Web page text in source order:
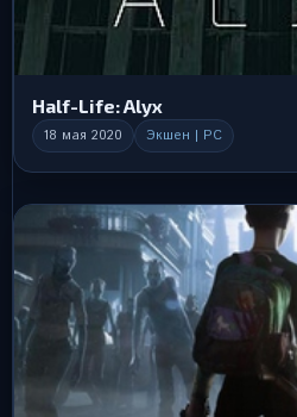
Half-Life: Alyx
18 мая 2020 Экшен | PC